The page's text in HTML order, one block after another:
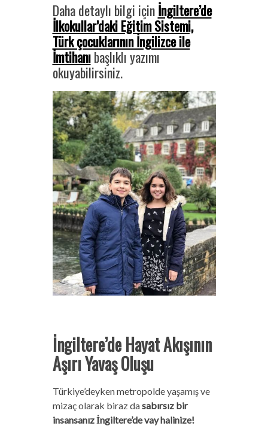
Daha detaylı bilgi içinİngiltere’de
İlkokullar’daki Eğitim Sistemi,
Türk çocuklarının İngilizce ile
İmtihanıbaşlıklı yazımı
okuyabilirsiniz.
İngiltere’de Hayat Akışının
Aşırı Yavaş Oluşu
Türkiye’deyken metropolde yaşamış ve
mizaç olarak biraz dasabırsız bir
insansanız İngiltere’de vay halinize!